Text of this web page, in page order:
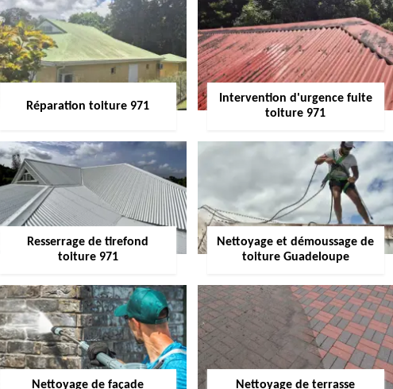
Réparation toiture 971
Intervention d'urgence fuite
toiture 971
Resserrage de tirefond
toiture 971
Nettoyage et démoussage de
toiture Guadeloupe
Nettoyage de façade
Nettoyage de terrasse